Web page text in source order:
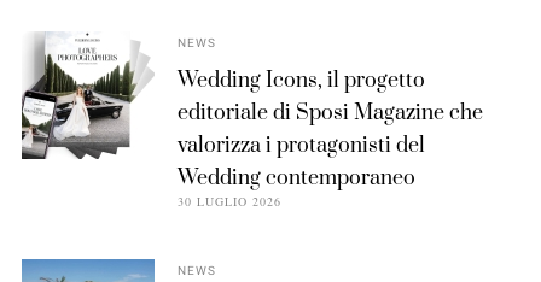
NEWS
Wedding Icons, il progetto
editoriale di Sposi Magazine che
valorizza i protagonisti del
Wedding contemporaneo
30 LUGLIO 2026
NEWS